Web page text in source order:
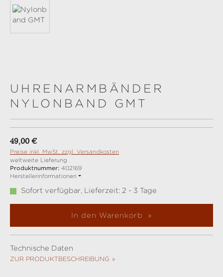
UHRENARMBÄNDER
NYLONBAND GMT
Regulärer Preis:
49,00 €
Preise inkl. MwSt. zzgl. Versandkosten
weltweite Lieferung
Produktnummer: 402169
Herstellerinformationen
Sofort verfügbar, Lieferzeit: 2 - 3 Tage
In den Warenkorb
Technische Daten
ZUR PRODUKTBESCHREIBUNG